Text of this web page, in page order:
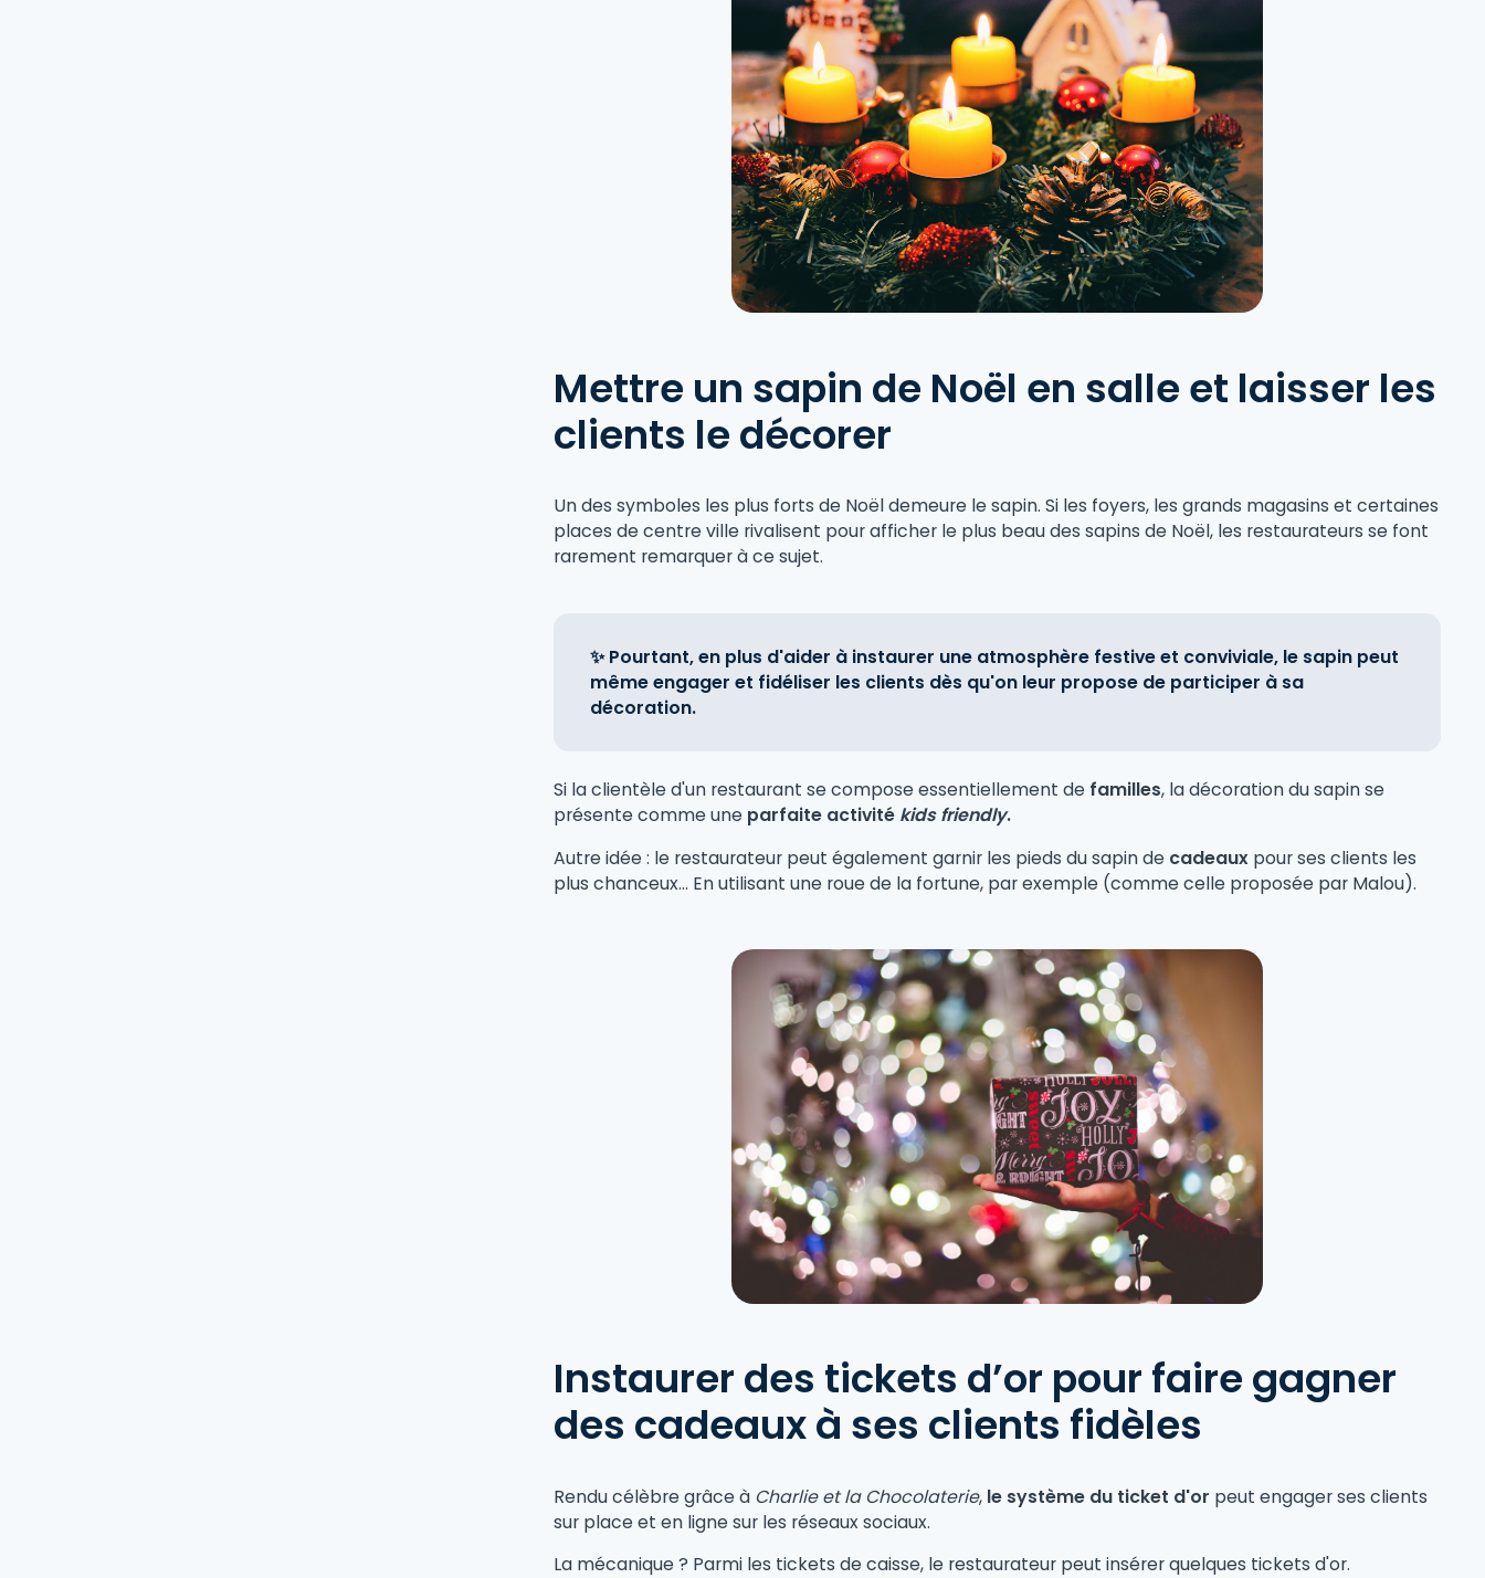
Mettre un sapin de Noël en salle et laisser les
clients le décorer
Un des symboles les plus forts de Noël demeure le sapin. Si les foyers, les grands magasins et certaines
places de centre ville rivalisent pour afficher le plus beau des sapins de Noël, les restaurateurs se font
rarement remarquer à ce sujet.
✨ Pourtant, en plus d'aider à instaurer une atmosphère festive et conviviale, le sapin peut
même engager et fidéliser les clients dès qu'on leur propose de participer à sa
décoration.
Si la clientèle d'un restaurant se compose essentiellement de familles, la décoration du sapin se
présente comme une parfaite activité kids friendly.
Autre idée : le restaurateur peut également garnir les pieds du sapin de cadeaux pour ses clients les
plus chanceux... En utilisant une roue de la fortune, par exemple (comme celle proposée par Malou).
Instaurer des tickets d’or pour faire gagner
des cadeaux à ses clients fidèles
Rendu célèbre grâce à Charlie et la Chocolaterie, le système du ticket d'or peut engager ses clients
sur place et en ligne sur les réseaux sociaux.
La mécanique ? Parmi les tickets de caisse, le restaurateur peut insérer quelques tickets d'or.